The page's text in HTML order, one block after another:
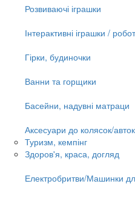
Розвиваючі іграшки
Інтерактивні іграшки /
Гірки, будиночки
Ванни та горщики
Басейни, надувні матраци
Аксесуари до колясок/
Туризм, кемпінг
Здоров'я, краса, догляд
Електробритви/Машинки